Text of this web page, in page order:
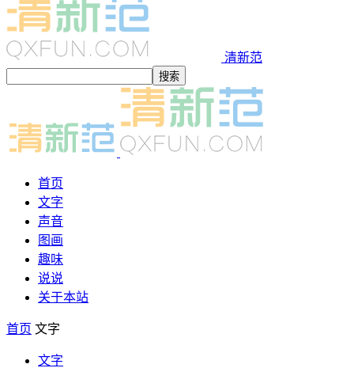
清新范
首页
文字
声音
图画
趣味
说说
关于本站
首页 文字
文字